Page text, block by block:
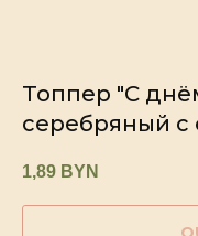
Топпер "С
серебряный с
1,89 BYN